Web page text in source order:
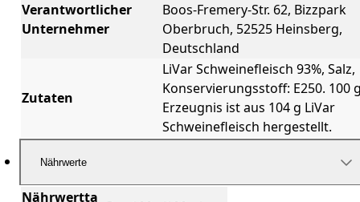
Verantwortlicher
Unternehmer
Boos-Fremery-Str. 62, Bizzpark
Oberbruch, 52525 Heinsberg,
Deutschland
Zutaten
LiVar Schweinefleisch 93%, Salz,
Konservierungsstoff: E250. 100
Erzeugnis ist aus 104 g LiVar
Schweinefleisch hergestellt.
Nährwerte
Nährwertta